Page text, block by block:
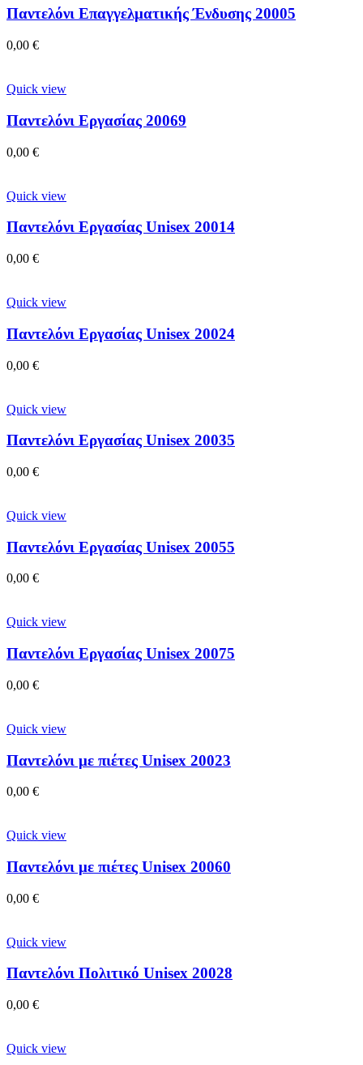
Παντελόνι Επαγγελματικής Ένδυσης 20005
0,00 €
Quick view
Παντελόνι Εργασίας 20069
0,00 €
Quick view
Παντελόνι Εργασίας Unisex 20014
0,00 €
Quick view
Παντελόνι Εργασίας Unisex 20024
0,00 €
Quick view
Παντελόνι Εργασίας Unisex 20035
0,00 €
Quick view
Παντελόνι Εργασίας Unisex 20055
0,00 €
Quick view
Παντελόνι Εργασίας Unisex 20075
0,00 €
Quick view
Παντελόνι με πιέτες Unisex 20023
0,00 €
Quick view
Παντελόνι με πιέτες Unisex 20060
0,00 €
Quick view
Παντελόνι Πολιτικό Unisex 20028
0,00 €
Quick view